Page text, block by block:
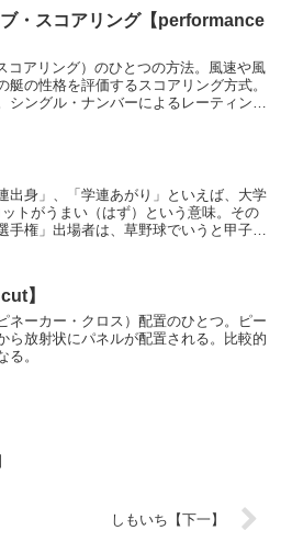
・スコアリング【performance
コアリング）のひとつの方法。風速や風
艇の性格を評価するスコアリング方式。
シングル・ナンバーによるレーティング
出身」、「学連あがり」といえば、大学
トがうまい（はず）という意味。その
権」出場者は、草野球でいうと甲子園
】
ネーカー・クロス）配置のひとつ。ピー
ら放射状にパネルが配置される。比較的
る。
しもいち【下一】